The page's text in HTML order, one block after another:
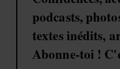
podcasts,
textes inédits,
Abonne-toi !